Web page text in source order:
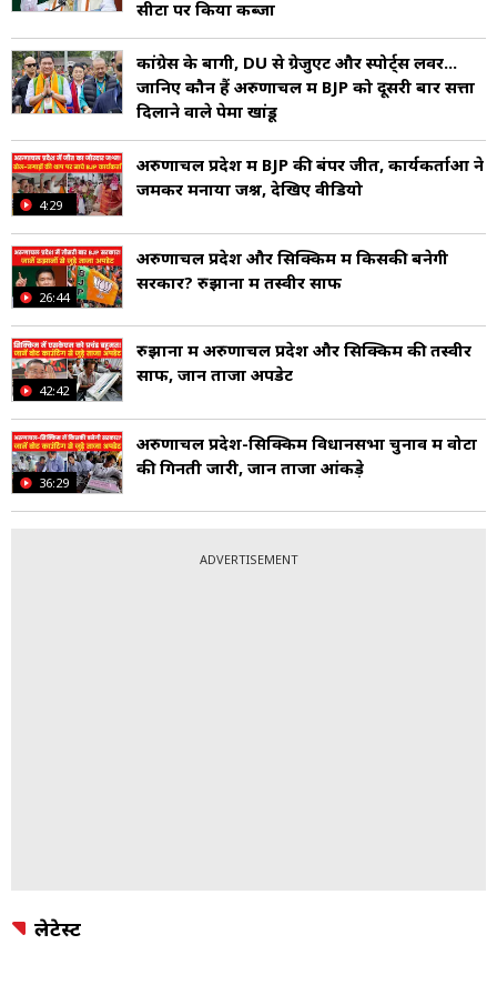
सीटों पर किया कब्जा
कांग्रेस के बागी, DU से ग्रेजुएट और स्पोर्ट्स लवर...
जानिए कौन हैं अरुणाचल में BJP को दूसरी बार सत्ता
दिलाने वाले पेमा खांडू
4:29
अरुणाचल प्रदेश में BJP की बंपर जीत, कार्यकर्ताओं ने
जमकर मनाया जश्न, देखिए वीडियो
26:44
अरुणाचल प्रदेश और सिक्किम में किसकी बनेगी
सरकार? रुझानों में तस्वीर साफ
42:42
रुझानों में अरुणाचल प्रदेश और सिक्किम की तस्वीर
साफ, जानें ताजा अपडेट
36:29
अरुणाचल प्रदेश-सिक्किम विधानसभा चुनाव में वोटों
की गिनती जारी, जानें ताजा आंकड़े
ADVERTISEMENT
लेटेस्ट